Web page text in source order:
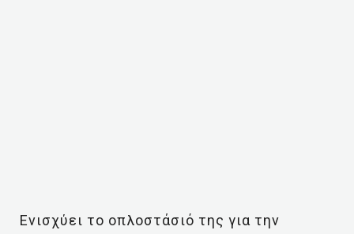
Ενισχύει το οπλοστάσιό της για την